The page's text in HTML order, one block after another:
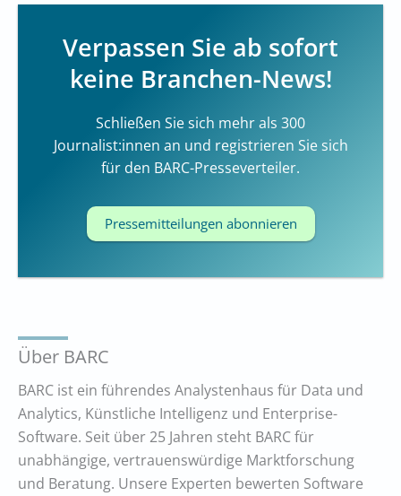
Verpassen Sie ab sofort
keine Branchen-News!
Schließen Sie sich mehr als 300
Journalist:innen an und registrieren Sie sich
für den BARC-Presseverteiler.
Pressemitteilungen abonnieren
Über BARC
BARC ist ein führendes Analystenhaus für Data und
Analytics, Künstliche Intelligenz und Enterprise-
Software. Seit über 25 Jahren steht BARC für
unabhängige, vertrauenswürdige Marktforschung
und Beratung. Unsere Experten bewerten Software